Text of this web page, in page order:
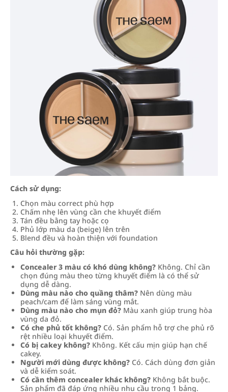
Cách sử dụng:
Chọn màu correct phù hợp
Chấm nhẹ lên vùng cần che khuyết điểm
Tán đều bằng tay hoặc cọ
Phủ lớp màu da (beige) lên trên
Blend đều và hoàn thiện với foundation
Câu hỏi thường gặp:
Concealer 3 màu có khó dùng không? Không. Chỉ cần
chọn đúng màu theo từng khuyết điểm là có thể sử
dụng dễ dàng.
Dùng màu nào cho quầng thâm? Nên dùng màu
peach/cam để làm sáng vùng mắt.
Dùng màu nào cho mụn đỏ? Màu xanh giúp trung hòa
vùng da đỏ.
Có che phủ tốt không? Có. Sản phẩm hỗ trợ che phủ rõ
rệt nhiều loại khuyết điểm.
Có bị cakey không? Không. Kết cấu mịn giúp hạn chế
cakey.
Người mới dùng được không? Có. Cách dùng đơn giản
và dễ kiểm soát.
Có cần thêm concealer khác không? Không bắt buộc.
Sản phẩm đã đáp ứng nhiều nhu cầu trong 1 bảng.